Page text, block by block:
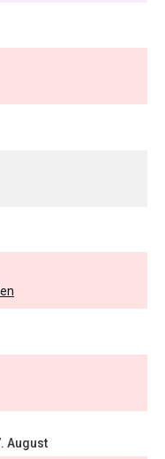
August